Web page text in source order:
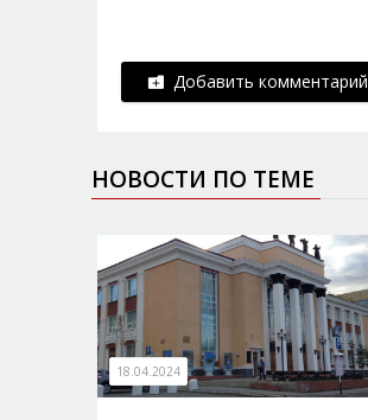
Добавить комментарий
НОВОСТИ ПО ТЕМЕ
18.04.2024